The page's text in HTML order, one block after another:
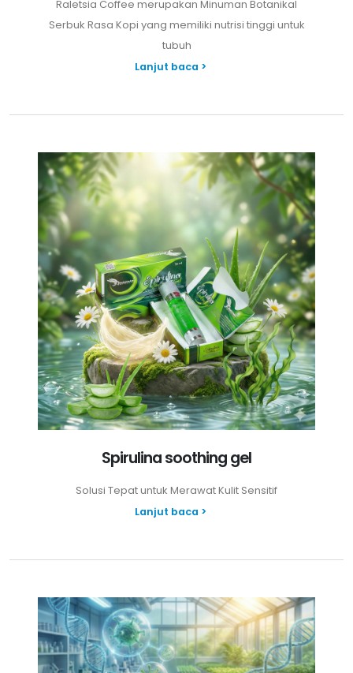
Raletsia Coffee merupakan Minuman Botanikal
Serbuk Rasa Kopi yang memiliki nutrisi tinggi untuk
tubuh
Spirulina soothing gel
Solusi Tepat untuk Merawat Kulit Sensitif